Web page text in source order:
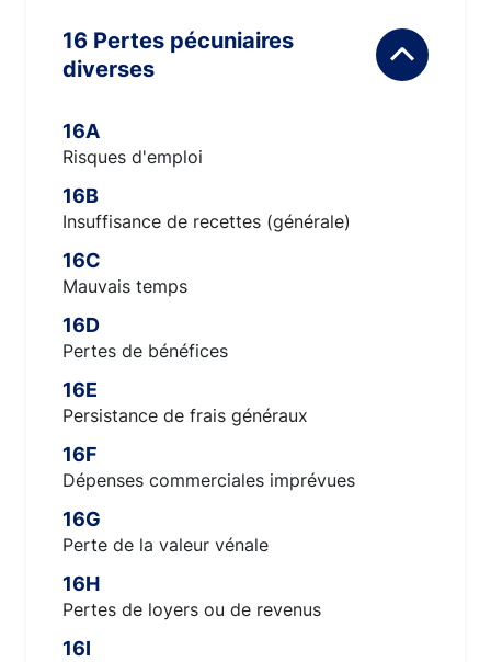
16 Pertes pécuniaires
diverses
16A
Risques d'emploi
16B
Insuffisance de recettes (générale)
16C
Mauvais temps
16D
Pertes de bénéfices
16E
Persistance de frais généraux
16F
Dépenses commerciales imprévues
16G
Perte de la valeur vénale
16H
Pertes de loyers ou de revenus
16I